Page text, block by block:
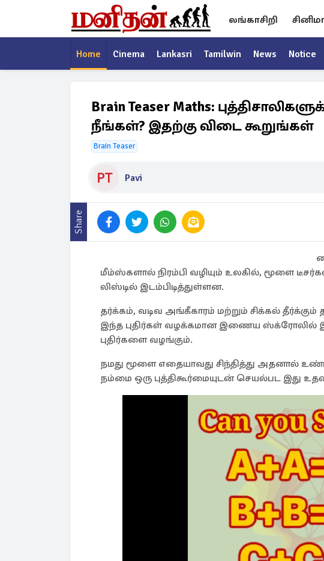
லங்காசிறி
Home Cinema Lankasri Tamilwin News Notice
Brain Teaser Maths:
நீங்கள்? இதற்கு விடை கூறுங்கள்
Brain Teaser
Pavi
Share
மீம்ஸ்களால் நிரம்பி வழியும் உலகில், மூளை
லிஸ்டில் இடம்பிடித்துள்ளன.
தர்க்கம், வடிவ அங்கீகாரம் மற்றும் சிக்கல்
இந்த புதிர்கள் வழக்கமான இணைய ஸ்க்ரோலில்
புதிர்களை வழங்கும்.
நமது மூளை எதையாவது சிந்தித்து அதனால்
நம்மை ஒரு புத்திகூர்மையுடன் செயல்பட இது